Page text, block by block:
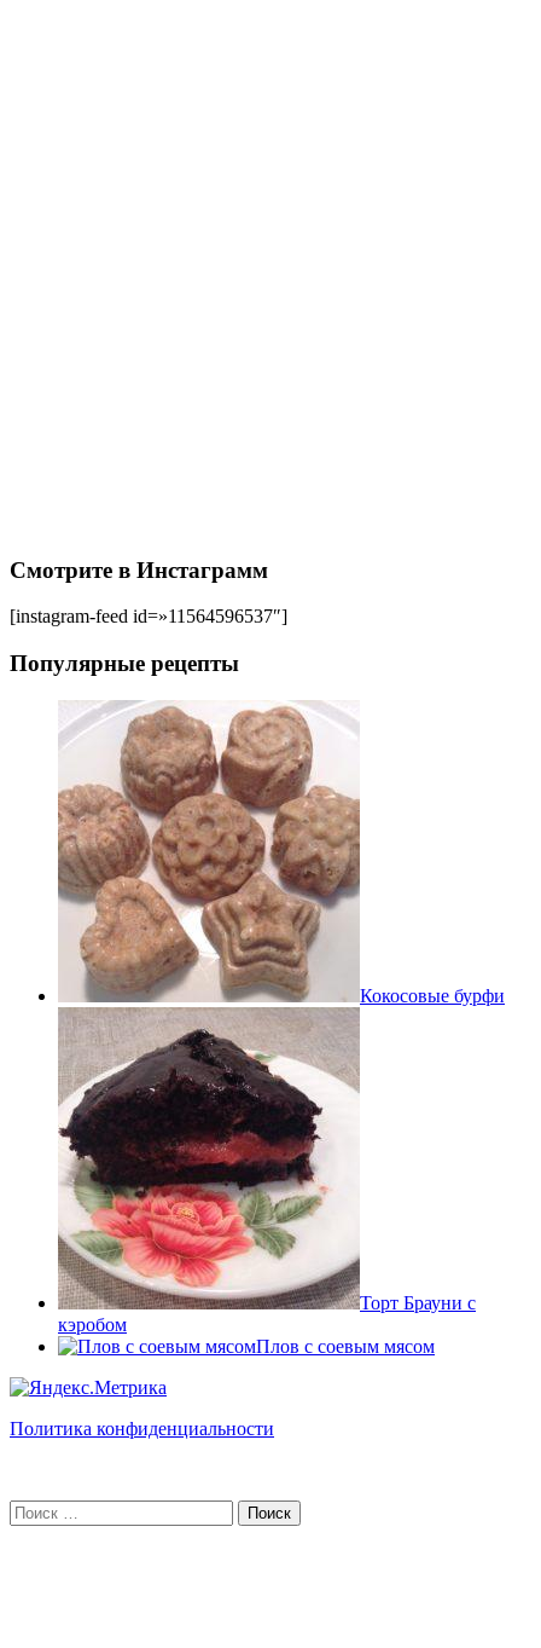
Смотрите в Инстаграмм
[instagram-feed id=»11564596537″]
Популярные рецепты
Кокосовые бурфи
Торт Брауни с
кэробом
Плов с соевым мясом
Политика конфиденциальности